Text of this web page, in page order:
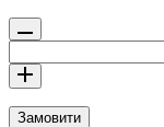
Замовити